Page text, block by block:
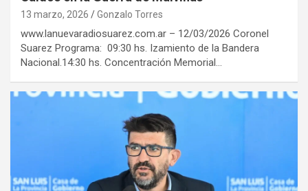
13 marzo, 2026 Gonzalo Torres
www.lanuevaradiosuarez.com.ar – 12/03/2026 Coronel
Suarez Programa: 09:30 hs. Izamiento de la Bandera
Nacional.14:30 hs. Concentración Memorial…